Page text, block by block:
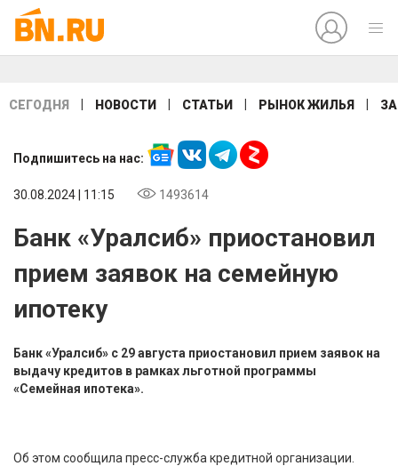
СЕГОДНЯ НОВОСТИ СТАТЬИ РЫНОК ЖИЛЬЯ
Подпишитесь на нас:
30.08.2024 | 11:15 1493614
Банк «Уралсиб» приостановил
прием заявок на семейную
ипотеку
Банк «Уралсиб» с 29 августа приостановил прием заявок на
выдачу кредитов в рамках льготной программы
«Семейная ипотека».
Об этом сообщила пресс-служба кредитной организации.